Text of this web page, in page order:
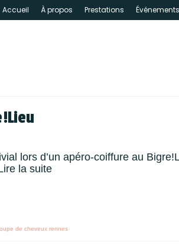
Accueil À propos Prestations Événements
lors d’un apéro-coiffure au
la suite
de cheveux rennes